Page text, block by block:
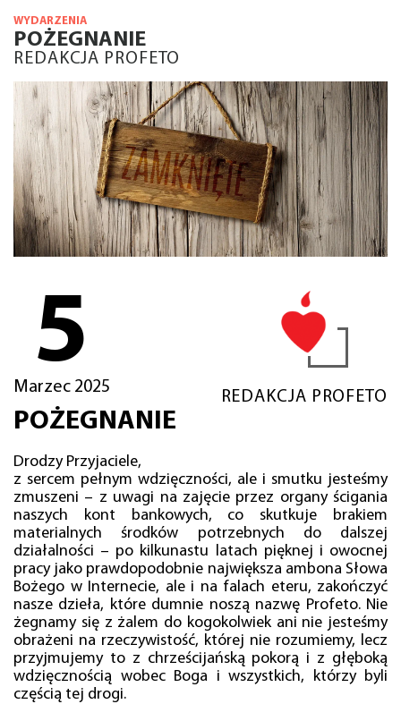
WYDARZENIA
POŻEGNANIE
REDAKCJA PROFETO
5
Marzec 2025
REDAKCJA PROFETO
POŻEGNANIE
Drodzy Przyjaciele,
z sercem pełnym wdzięczności, ale i smutku jesteśmy
zmuszeni – z uwagi na zajęcie przez organy ścigania
naszych kont bankowych, co skutkuje brakiem
materialnych środków potrzebnych do dalszej
działalności – po kilkunastu latach pięknej i owocnej
pracy jako prawdopodobnie największa ambona Słowa
Bożego w Internecie, ale i na falach eteru, zakończyć
nasze dzieła, które dumnie noszą nazwę Profeto. Nie
żegnamy się z żalem do kogokolwiek ani nie jesteśmy
obrażeni na rzeczywistość, której nie rozumiemy, lecz
przyjmujemy to z chrześcijańską pokorą i z głęboką
wdzięcznością wobec Boga i wszystkich, którzy byli
częścią tej drogi.